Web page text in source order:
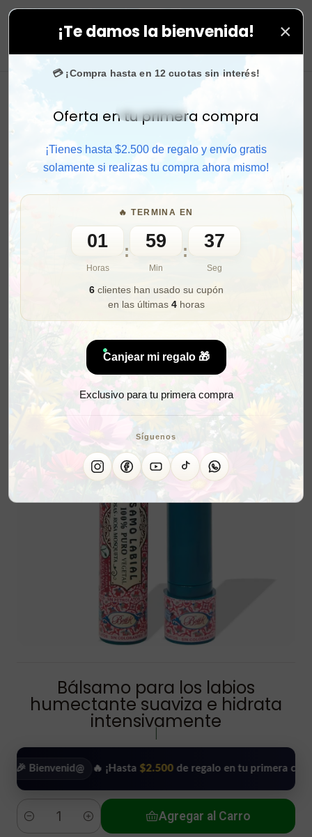
¡Te damos la bienvenida! ×
💳 ¡Compra hasta en 12 cuotas sin interés!
Activar sonido
Oferta en tu primera compra
¡Tienes hasta $2.500 de regalo y envío gratis
solamente si realizas tu compra ahora mismo!
🔥 TERMINA EN
01
Horas
: 59
Min
: 35
Seg
6clientes han usado su cupón
en las últimas 4horas
Canjear mi regalo 🎁
Exclusivo para tu primera compra
Síguenos
⚡ Compra rápido y aprovecha. 💙 +50.000
Bálsamo para los labios
humectante suaviza e hidrata
intensivamente
🔥 ¡Hasta $2.500de regalo en tu primera compra! •
Cantidad
Agregar al Carro